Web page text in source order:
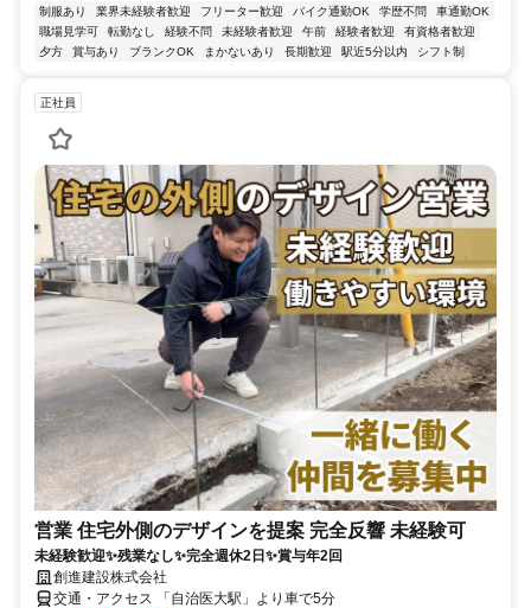
制服あり 業界未経験者歓迎 フリーター歓迎 バイク通勤OK 学歴不問
車通勤OK
職場見学可
転勤なし 経験不問 未経験者歓迎 午前 経験者歓迎
有資格者歓迎
夕方
賞与あり ブランクOK まかないあり 長期歓迎 駅近5分以内 シフト制
正社員
営業 住宅外側のデザインを提案 完全反響 未経験可
未経験歓迎✨残業なし✨完全週休2日✨賞与年2回
創進建設株式会社
交通・アクセス 「自治医大駅」より車で5分